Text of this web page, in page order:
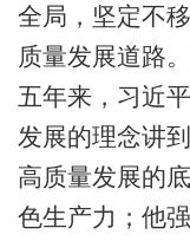
全局，坚定不
质量发展道路
五年来，习近
发展的理念讲
高质量发展的
色生产力；他